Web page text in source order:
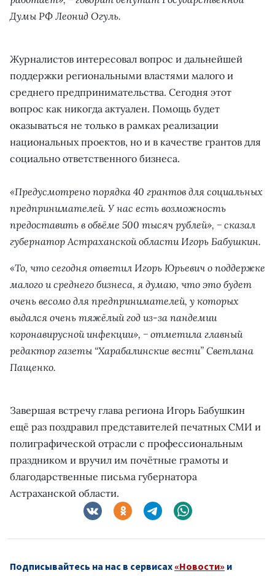
Думы РФ Леонид Огуль.
Журналистов интересовал вопрос и дальнейшей
поддержки региональными властями малого и
среднего предпринимательства. Сегодня этот
вопрос как никогда актуален. Помощь будет
оказываться не только в рамках реализации
национальных проектов, но и в качестве грантов для
социально ответственного бизнеса.
«Предусмотрено порядка 40 грантов для социальных
предпринимателей. У нас есть возможность
предоставить в объёме 500 тысяч рублей», − сказал
губернатор Астраханской области Игорь Бабушкин.
«То, что сегодня ответил Игорь Юрьевич о поддержке
малого и среднего бизнеса, я думаю, что это будет
очень весомо для предпринимателей, у которых
выдался очень тяжёлый год из-за пандемии
коронавирусной инфекции», − отметила главный
редактор газеты “Харабалинские вести” Светлана
Пащенко.
Завершая встречу глава региона Игорь Бабушкин
ещё раз поздравил представителей печатных СМИ и
полиграфической отрасли с профессиональным
праздником и вручил им почётные грамоты и
благодарственные письма губернатора
Астраханской области.
Подписывайтесь на нас в сервисах «Новости» и